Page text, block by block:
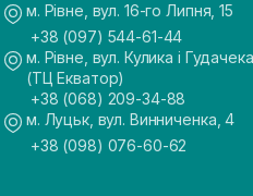
м. Рівне, вул. 16-го Липня, 15
+38 (097) 544-61-44
м. Рівне, вул. Кулика і
(ТЦ Екватор)
+38 (068) 209-34-88
м. Луцьк, вул. Винниченка, 4
+38 (098) 076-60-62